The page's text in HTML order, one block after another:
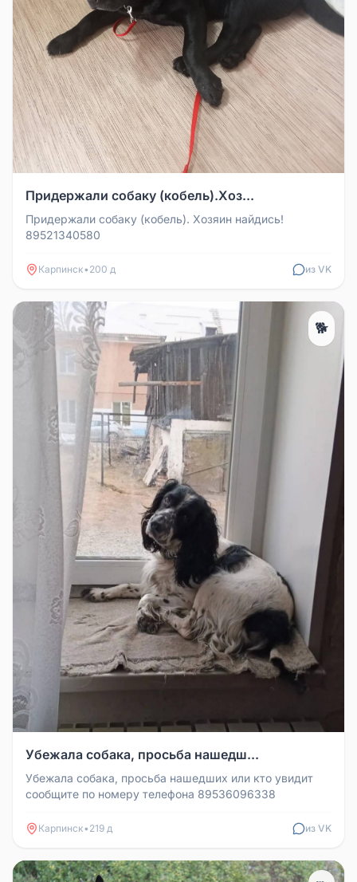
Придержали собаку (кобель).Хоз...
Придержали собаку (кобель). Хозяин найдись!
89521340580
Карпинск• 200 д из VK
🐕
Убежала собака, просьба нашедш...
Убежала собака, просьба нашедших или кто увидит
сообщите по номеру телефона 89536096338
Карпинск• 219 д из VK